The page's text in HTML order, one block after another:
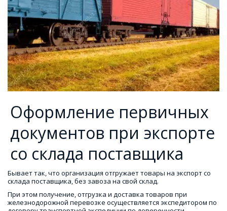
Оформление первичных
документов при экспорте
со склада поставщика
Бывает так, что организация отгружает товары на экспорт со
склада поставщика, без завоза на свой склад.
При этом получение, отгрузка и доставка товаров при
железнодорожной перевозке осуществляется экспедитором по